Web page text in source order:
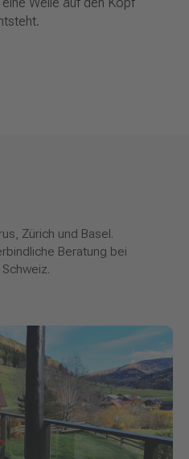
Zürich und Basel.
Beratung bei